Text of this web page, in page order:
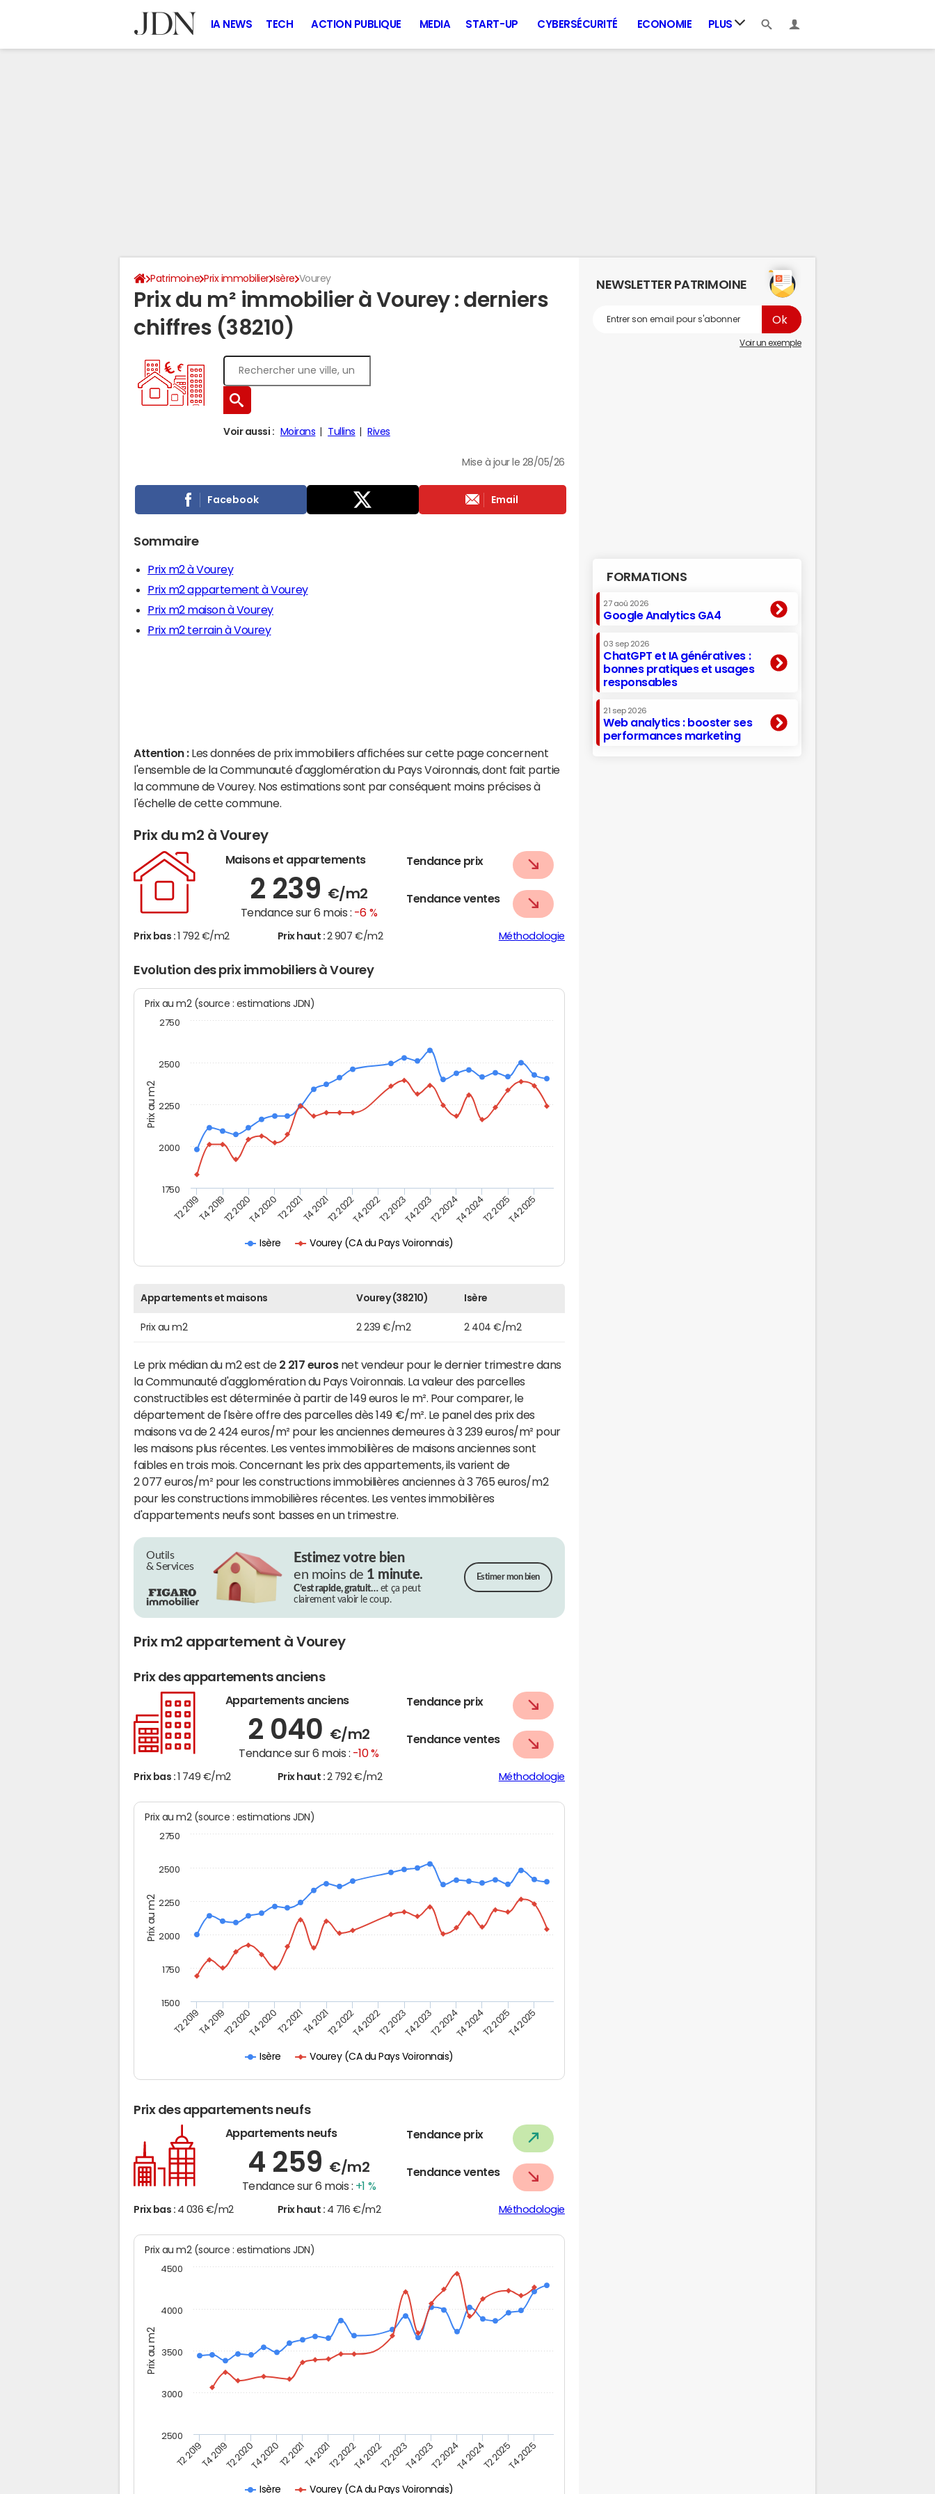
IA NEWS TECH ACTION PUBLIQUE MEDIA START-UP CYBERSÉCURITÉ ECONOMIE PLUS
Patrimoine Prix immobilier Isère Vourey
Prix du m² immobilier à Vourey : derniers
chiffres (38210)
Voir aussi : Moirans Tullins Rives
Mise à jour le 28/05/26
Facebook Email
Sommaire
Prix m2 à Vourey
Prix m2 appartement à Vourey
Prix m2 maison à Vourey
Prix m2 terrain à Vourey
Attention : Les données de prix immobiliers affichées sur cette page concernent
l'ensemble de la Communauté d'agglomération du Pays Voironnais, dont fait partie
la commune de Vourey. Nos estimations sont par conséquent moins précises à
l'échelle de cette commune.
Prix du m2 à Vourey
Maisons et appartements
2 239 €/m2
Tendance sur 6 mois : -6 %
Tendance prix
Tendance ventes
Prix bas : 1 792 €/m2 Prix haut : 2 907 €/m2 Méthodologie
Evolution des prix immobiliers à Vourey
Prix au m2
Prix au m2 (source : estimations JDN)
Isère Vourey (CA du Pays Voironnais)
T2 2019T4 2019T2 2020T4 2020T2 2021T4 2021T2 2022T4 2022T2 2023T4 2023T2 2024T4 2024T2 2025T4 2025
2000
1750
2250
2500
2750
Appartements et maisons Vourey (38210) Isère
Prix au m2 2 239 €/m2 2 404 €/m2
Le prix médian du m2 est de 2 217 eurosnet vendeur pour le dernier trimestre dans
la Communauté d'agglomération du Pays Voironnais. La valeur des parcelles
constructibles est déterminée à partir de 149 euros le m². Pour comparer, le
département de l'Isère offre des parcelles dès 149 €/m². Le panel des prix des
maisons va de 2 424 euros/m² pour les anciennes demeures à 3 239 euros/m² pour
les maisons plus récentes. Les ventes immobilières de maisons anciennes sont
faibles en trois mois. Concernant les prix des appartements, ils varient de
2 077 euros/m² pour les constructions immobilières anciennes à 3 765 euros/m2
pour les constructions immobilières récentes. Les ventes immobilières
d'appartements neufs sont basses en un trimestre.
Outils
& Services
Estimez votre bien
en moins de 1 minute.
C’est rapide, gratuit…et ça peut
clairement valoir le coup.
Estimer mon bien
Prix m2 appartement à Vourey
Prix des appartements anciens
Appartements anciens
2 040 €/m2
Tendance sur 6 mois : -10 %
Tendance prix
Tendance ventes
Prix bas : 1 749 €/m2 Prix haut : 2 792 €/m2 Méthodologie
Prix au m2
Prix au m2 (source : estimations JDN)
Isère Vourey (CA du Pays Voironnais)
T2 2019T4 2019T2 2020T4 2020T2 2021T4 2021T2 2022T4 2022T2 2023T4 2023T2 2024T4 2024T2 2025T4 2025
1500
1750
2000
2250
2500
2750
Prix des appartements neufs
Appartements neufs
4 259 €/m2
Tendance sur 6 mois : +1 %
Tendance prix
Tendance ventes
Prix bas : 4 036 €/m2 Prix haut : 4 716 €/m2 Méthodologie
Prix au m2
Prix au m2 (source : estimations JDN)
Isère Vourey (CA du Pays Voironnais)
T2 2019T4 2019T2 2020T4 2020T2 2021T4 2021T2 2022T4 2022T2 2023T4 2023T2 2024T4 2024T2 2025T4 2025
2500
3000
3500
4000
4500
NEWSLETTER PATRIMOINE
Voir un exemple
FORMATIONS
27 aoû 2026
Google Analytics GA4
03 sep 2026
ChatGPT et IA génératives :
bonnes pratiques et usages
responsables
21 sep 2026
Web analytics : booster ses
performances marketing